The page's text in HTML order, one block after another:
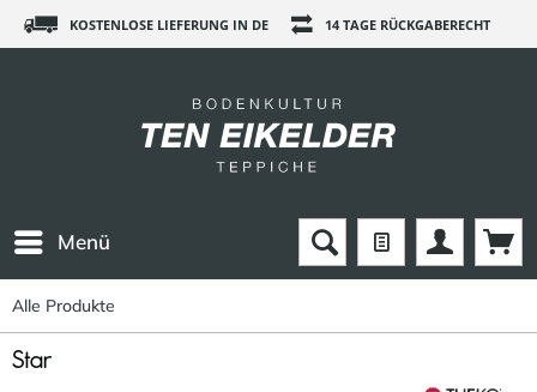
KOSTENLOSE LIEFERUNG IN DE 14 TAGE RÜCKGABERECHT
Menü
Alle Produkte
Star